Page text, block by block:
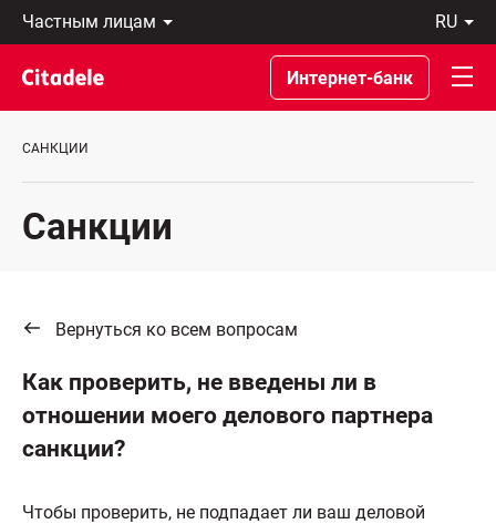
Частным
лицам
Предприятиям
Private
Banking
банке
ru
Latviski
По-
русски
In
Интернет-банк
САНКЦИИ
Санкции
Вернуться ко всем вопросам
Как проверить, не введены ли в
отношении моего делового партнера
санкции?
Чтобы проверить, не подпадает ли ваш деловой